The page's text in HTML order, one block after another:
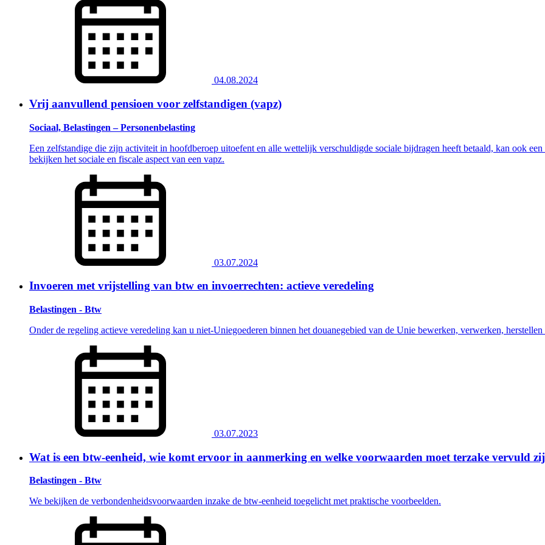
04.08.2024
Vrij aanvullend pensioen voor zelfstandigen (vapz)
Sociaal, Belastingen – Personenbelasting
Een zelfstandige die zijn activiteit in hoofdberoep uitoefent en alle wettelijk verschuldigde sociale bijdragen heeft betaald, kan ook
bekijken het sociale en fiscale aspect van een vapz.
03.07.2024
Invoeren met vrijstelling van btw en invoerrechten: actieve veredeling
Belastingen - Btw
Onder de regeling actieve veredeling kan u niet-Uniegoederen binnen het douanegebied van de Unie bewerken, verwerken,
03.07.2023
Wat is een btw-eenheid, wie komt ervoor in aanmerking en welke voorwaarden moet terzake vervuld
Belastingen - Btw
We bekijken de verbondenheidsvoorwaarden inzake de btw-eenheid toegelicht met praktische voorbeelden.